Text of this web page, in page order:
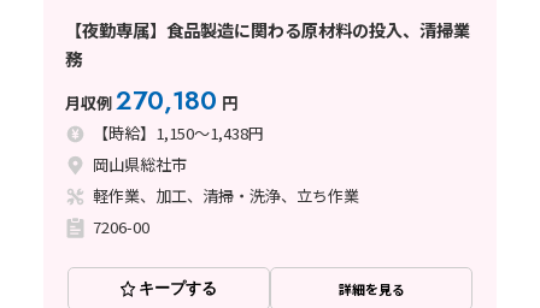
【夜勤専属】食品製造に関わる原材料の投入、清掃業
務
月収例270,180 円
【時給】1,150～1,438円
岡山県総社市
軽作業、加工、清掃・洗浄、立ち作業
7206-00
キープする 詳細を見る